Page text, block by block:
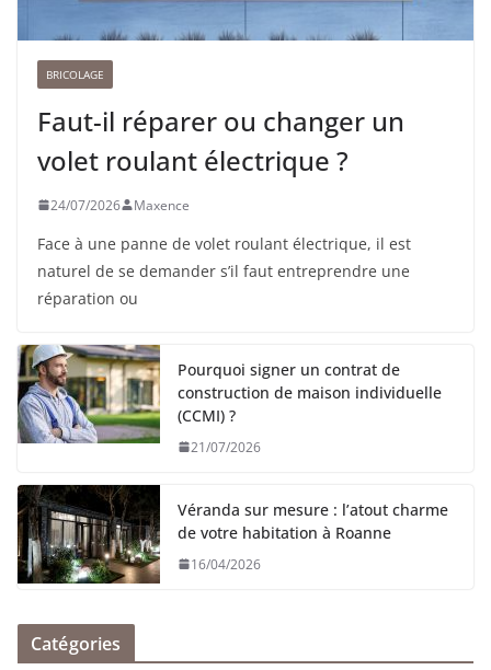
BRICOLAGE
Faut-il réparer ou changer un
volet roulant électrique ?
24/07/2026 Maxence
Face à une panne de volet roulant électrique, il est
naturel de se demander s’il faut entreprendre une
réparation ou
Pourquoi signer un contrat de
construction de maison individuelle
(CCMI) ?
21/07/2026
Véranda sur mesure : l’atout charme
de votre habitation à Roanne
16/04/2026
Catégories